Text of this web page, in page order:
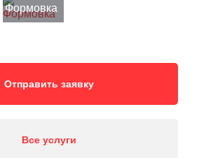
Формовка
Отправить заявку
Все услуги